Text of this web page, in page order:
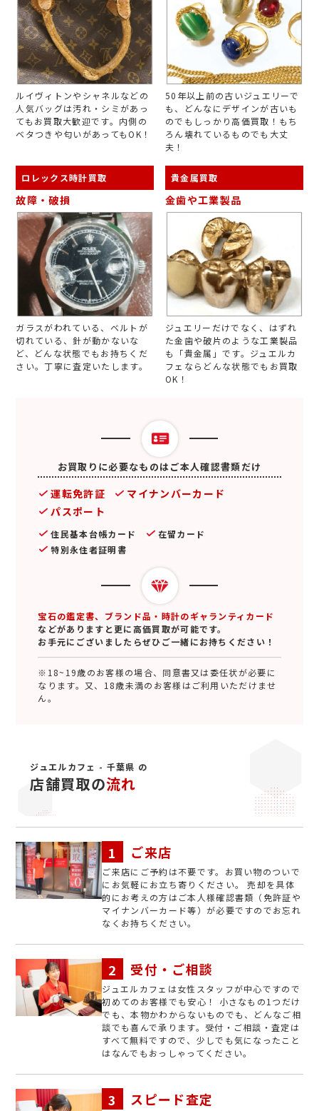
ルイヴィトンやシャネルなどの
人気バッグは汚れ・シミがあっ
てもお買取大歓迎です。内側の
ベタつきや匂いがあってもOK！
50年以上前の古いジュエリーで
も、どんなにデザインが古いも
のでもしっかり高価買取！もち
ろん壊れているものでも大丈
夫！
ロレックス時計買取
故障・破損
ガラスがわれている、ベルトが
切れている、針が動かないな
ど、どんな状態でもお持ちくだ
さい。丁寧に査定いたします。
貴金属買取
金歯や工業製品
ジュエリーだけでなく、はずれ
た金歯や破片のような工業製品
も「貴金属」です。ジュエルカ
フェならどんな状態でもお買取
OK！
お買取りに必要なものはご本人確認書類だけ
運転免許証
マイナンバーカード
パスポート
住民基本台帳カード
在留カード
特別永住者証明書
宝石の鑑定書、ブランド品・時計のギャランティカード
などがありますと更に高価買取が可能です。
お手元にございましたらぜひご一緒にお持ちください！
※18~19歳のお客様の場合、同意書又は委任状が必要に
なります。又、18歳未満のお客様はご利用いただけませ
ん。
ジュエルカフェ - 千葉県 の
店舗買取の流れ
ご来店
ご来店にご予約は不要です。お買い物のついで
にお気軽にお立ち寄りください。 売却を具体
的にお考えの方はご本人様確認書類（免許証や
マイナンバーカード等）が必要ですのでお忘れ
なくお持ちください。
受付・ご相談
ジュエルカフェは女性スタッフが中心ですので
初めてのお客様でも安心！ 小さなもの1つだけ
でも、本物かわからないものでも、どんなご相
談でも喜んで承ります。受付・ご相談・査定は
すべて無料ですので、少しでも気になったこと
はなんでもおっしゃってください。
スピード査定